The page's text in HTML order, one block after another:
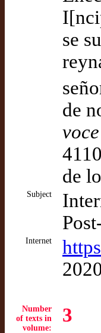
se
de
voce
de
Subject
Internet
Number
of texts in
volume:
3